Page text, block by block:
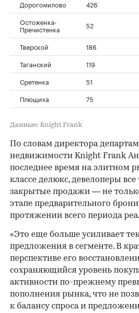
Дорогомилово 426
Остоженка-
Пречистенка 52
Тверской 186
Таганский
119
Сретенка
51
Плющиха
75
Данные: Knight Frank
По словам директора
недвижимости Knight Frank
последнее время на элитном
классе делюкс, девелоперы
закрытые продажи — не
этапе предварительного
протяжении всего периода
«Это еще больше усиливает
предложения в сегменте. В
перспективе его
сохраняющийся уровень
активности по-прежнему
пополнения рынка, что не
к балансу спроса и